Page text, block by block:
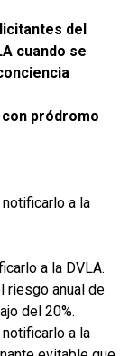
del
cuando se
pródromo
a la
a la DVLA.
riesgo anual de
del 20%.
a la